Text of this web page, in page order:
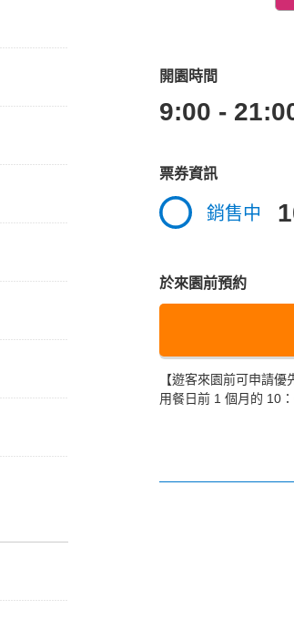
開園時間
9:00 -
票券資訊
銷售中
於來園前預約
【遊客來園前可申請優
用餐日前 1 個月的 10